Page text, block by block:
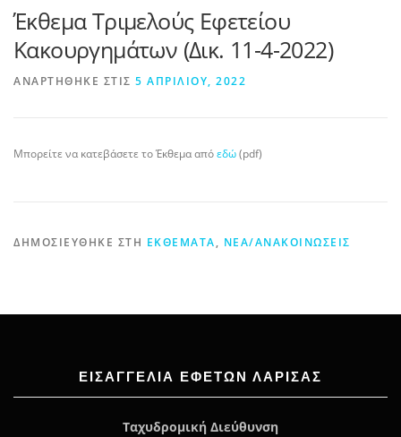
ΝΈΑ/ΑΝΑΚΟΙΝΏΣΕΙΣ ΈΝΤΥΠΑ
Έκθεμα Τριμελούς Εφετείου
Κακουργημάτων (Δικ. 11-4-2022)
ΑΝΑΡΤΉΘΗΚΕ ΣΤΙΣ 5 ΑΠΡΙΛΊΟΥ, 2022
Μπορείτε να κατεβάσετε το Έκθεμα απόεδώ(pdf)
ΔΗΜΟΣΙΕΎΘΗΚΕ ΣΤΗ ΕΚΘΈΜΑΤΑ, ΝΈΑ/ΑΝΑΚΟΙΝΏΣΕΙΣ
ΕΙΣΑΓΓΕΛΊΑ ΕΦΕΤΏΝ ΛΆΡΙΣΑΣ
Ταχυδρομική Διεύθυνση